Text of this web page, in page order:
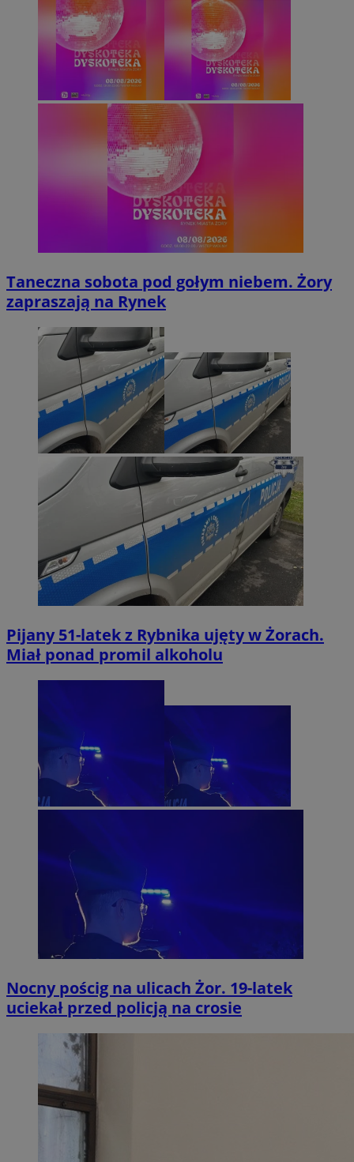
Taneczna sobota pod gołym niebem. Żory
zapraszają na Rynek
Pijany 51-latek z Rybnika ujęty w Żorach.
Miał ponad promil alkoholu
Nocny pościg na ulicach Żor. 19-latek
uciekał przed policją na crosie